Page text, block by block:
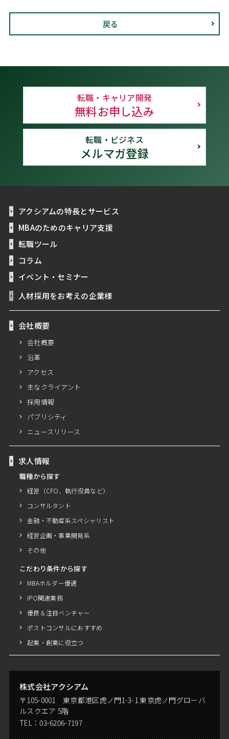
戻る
転職・キャリア開発
無料お申し込み
転職・ビジネス
メルマガ登録
アクシアムの特長とサービス
MBAのためのキャリア支援
転職ツール
コラム
イベント・セミナー
人材採用をお考えの企業様
会社概要
会社概要
沿革
アクセス
主なクライアント
採用情報
パブリシティ
ニュースリリース
求人情報
職種から探す
経営（CFO、執行役員など）
コンサルタント
金融・不動産系スペシャリスト
経営企画・事業開発系
その他
こだわり条件から探す
MBAホルダー優遇
IPO関連業務
優良＆注目ベンチャー
ポストコンサルにおすすめ
起業・創業に役立つ
株式会社アクシアム
〒105-0001 東京都港区虎ノ門1-3-1 東京虎ノ門グローバ
ルスクエア 5階
TEL：03-6206-7197